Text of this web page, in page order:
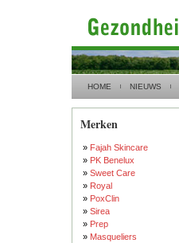
HOME NIEUWS
Merken
» Fajah Skincare
» PK Benelux
» Sweet Care
» Royal
» PoxClin
» Sirea
» Prep
» Masqueliers